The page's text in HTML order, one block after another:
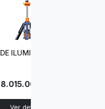
TORRE DE ILUMINACION PORTATIL TL200